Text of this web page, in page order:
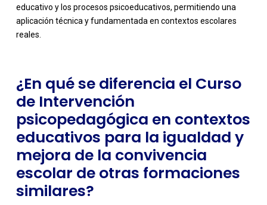
educativo y los procesos psicoeducativos, permitiendo una
aplicación técnica y fundamentada en contextos escolares
reales.
¿En qué se diferencia el Curso
de Intervención
psicopedagógica en contextos
educativos para la igualdad y
mejora de la convivencia
escolar de otras formaciones
similares?